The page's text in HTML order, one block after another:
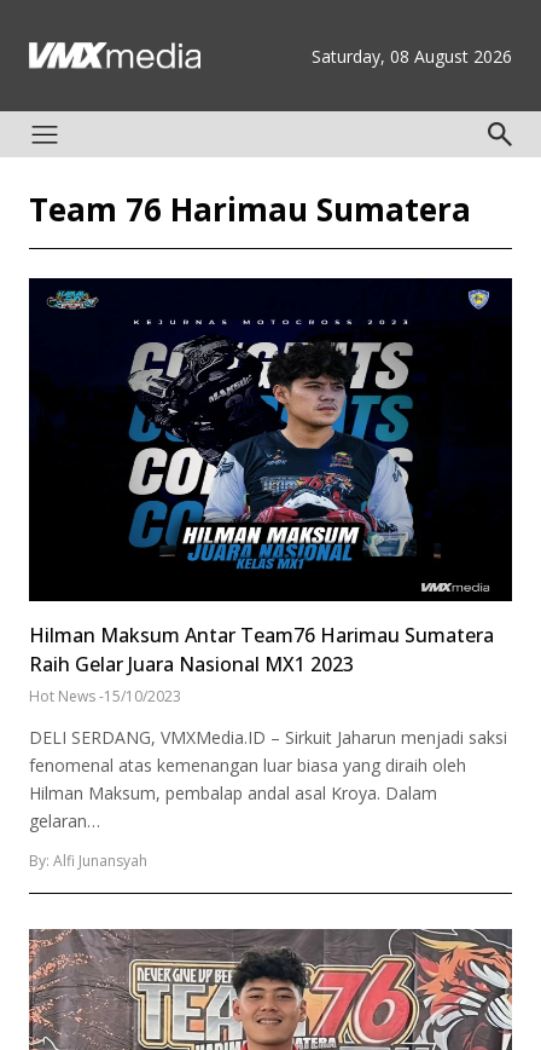
Saturday, 08 August 2026
Team 76 Harimau Sumatera
Hilman Maksum Antar Team76 Harimau Sumatera
Raih Gelar Juara Nasional MX1 2023
Hot News-15/10/2023
DELI SERDANG, VMXMedia.ID – Sirkuit Jaharun menjadi saksi
fenomenal atas kemenangan luar biasa yang diraih oleh
Hilman Maksum, pembalap andal asal Kroya. Dalam
gelaran…
By: Alfi Junansyah